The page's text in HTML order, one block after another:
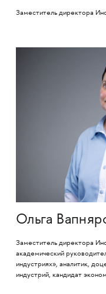
Заместитель директора
Ольга
Заместитель директора
академический
индустриях», аналитик,
индустрий, кандидат